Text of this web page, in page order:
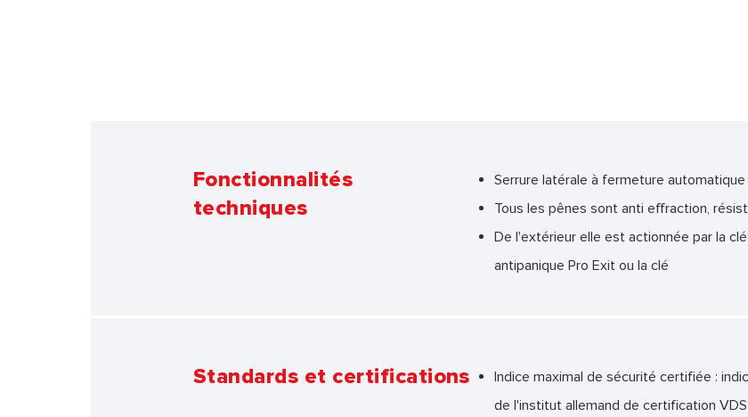
Fonctionnalités
techniques
Serrure latérale à fermeture automatique
Tous les pênes sont anti effraction,
De l'extérieur elle est actionnée par la
antipanique Pro Exit ou la clé
Standards et certifications
Indice maximal de sécurité certifiée :
de l'institut allemand de certification VDS